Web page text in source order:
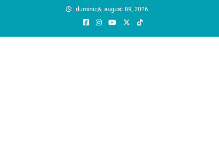
duminică, august 09, 2026